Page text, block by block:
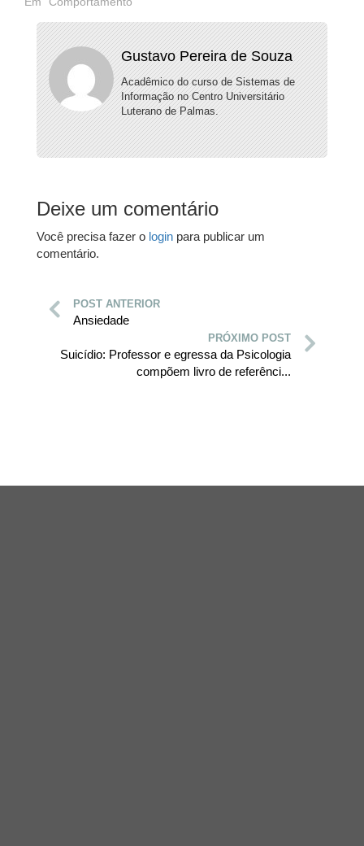
Gustavo Pereira de Souza
Acadêmico do curso de Sistemas de
Informação no Centro Universitário
Luterano de Palmas.
Deixe um comentário
Você precisa fazer o login para publicar um
comentário.
POST ANTERIOR
Ansiedade
PRÓXIMO POST
Suicídio: Professor e egressa da Psicologia
compõem livro de referênci...